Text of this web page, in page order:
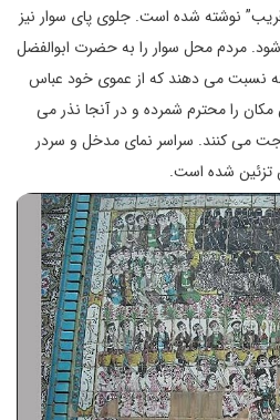
نوشته شده است. جلوی پای سوار نیز
مردم محل سوار را به حضرت ابوالفضل
نسبت می دهند که از عموی خود عباس
را محترم شمرده و در آنجا نذر می
می کنند. سراسر نمای مدخل و سردر
تزئین شده است.